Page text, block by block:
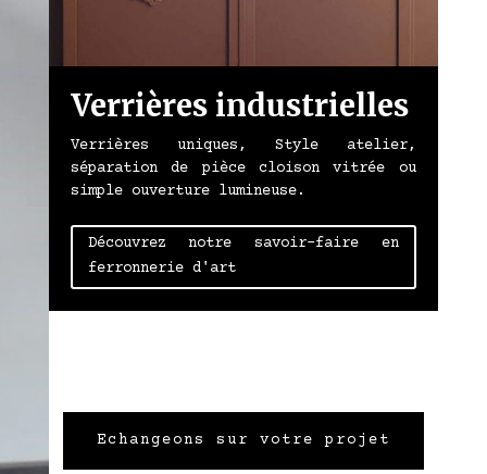
Verrières industrielles
Verrières uniques, Style atelier,
séparation de pièce cloison vitrée ou
simple ouverture lumineuse.
Découvrez notre savoir-faire en
ferronnerie d'art
Echangeons sur votre projet